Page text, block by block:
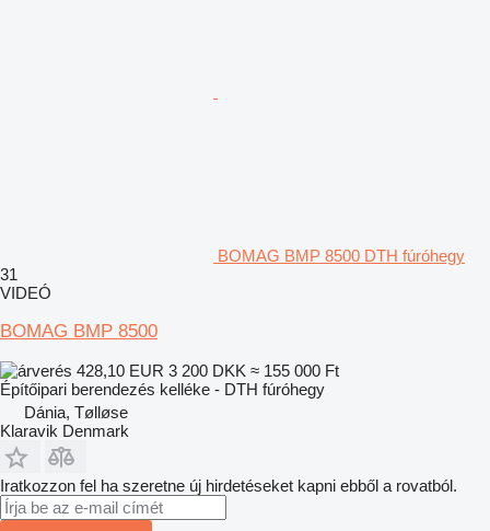
BOMAG BMP 8500 DTH fúróhegy
31
VIDEÓ
BOMAG BMP 8500
428,10 EUR 3 200 DKK ≈ 155 000 Ft
Építőipari berendezés kelléke - DTH fúróhegy
Dánia, Tølløse
Klaravik Denmark
Iratkozzon fel ha szeretne új hirdetéseket kapni ebből a rovatból.